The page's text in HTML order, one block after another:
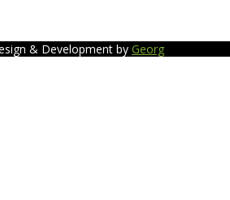
& Development by Georg